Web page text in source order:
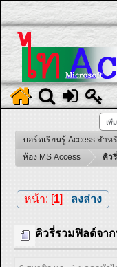
บอร์ดเรียนรู้ Access สำห
ห้อง MS Access
คิว
หน้า: [1] ลงล่าง
คิวรี่รวมฟิลด์จา